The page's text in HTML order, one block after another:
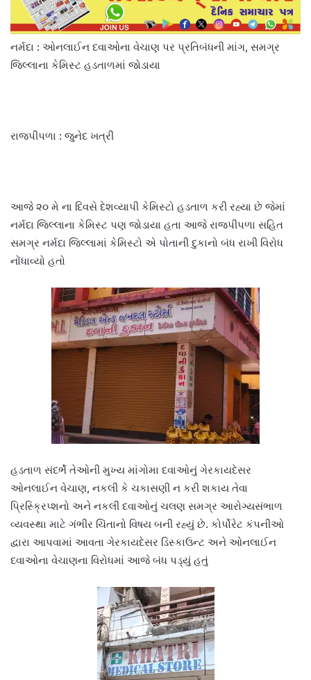
નર્મદા : ઓનલાઈન દવાઓના વેચાણ પર પ્રતિબંધની માંગ, સમગ્ર
જિલ્લાના કેમિસ્ટ હડતાળમાં જોડાયા
રાજપીપળા : જુનેદ ખત્રી
આજે ૨૦ મે ના દિવસે દેશવ્યાપી કેમિસ્ટો હડતાળ કરી રહ્યા છે જેમાં
નર્મદા જિલ્લાના કેમિસ્ટ પણ જોડાયા હતા આજે રાજપીપળા સહિત
સમગ્ર નર્મદા જિલ્લામાં કેમિસ્ટો એ પોતાની દુકાનો બંધ રાખી વિરોધ
નોંધાવ્યો હતો
હડતાળ સંદર્ભે તેઓની મુખ્ય માંગોમા દવાઓનું ગેરકાયદેસર
ઓનલાઈન વેચાણ, નકલી કે ચકાસણી ન કરી શકાય તેવા
પ્રિસ્ક્રિપ્શનો અને નકલી દવાઓનું ચલણ સમગ્ર આરોગ્યસંભાળ
વ્યવસ્થા માટે ગંભીર ચિંતાનો વિષય બની રહ્યું છે. કોર્પોરેટ કંપનીઓ
દ્વારા આપવામાં આવતા ગેરકાયદેસર ડિસ્કાઉન્ટ અને ઓનલાઈન
દવાઓના વેચાણના વિરોધમાં આજે બંધ પડ્યું હતું